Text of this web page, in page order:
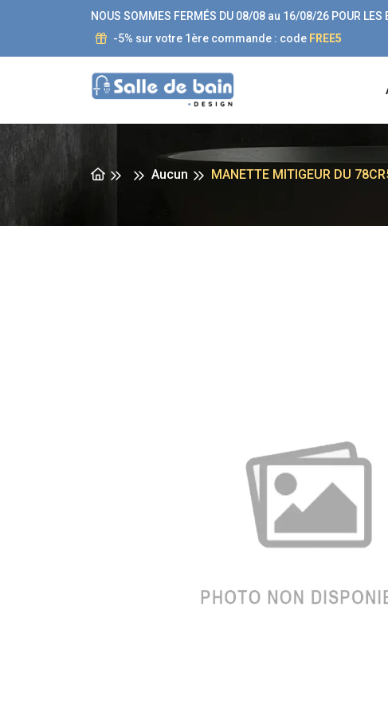
NOUS SOMMES FERMÉS DU 08/08 au 16/08/26 POUR LES
-5% sur votre 1ère commande : code FREE5
Aucun MANETTE MITIGEUR DU